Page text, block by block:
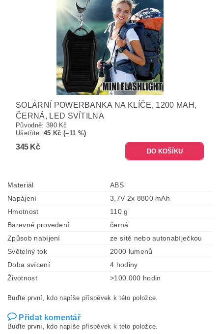
SOLÁRNÍ POWERBANKA NA KLÍČE, 1200 MAH,
ČERNÁ, LED SVÍTILNA
Původně: 390 Kč
Ušetříte:45 Kč (–11 %)
345 Kč
Materiál
ABS
Napájení
3,7V 2x 8800 mAh
Hmotnost
110 g
Barevné provedení
černá
Způsob nabíjení
ze sítě nebo autonabíječkou
Světelný tok
2000 lumenů
Doba svícení
4 hodiny
Životnost
>100.000 hodin
Buďte první, kdo napíše příspěvek k této položce.
Přidat komentář
Buďte první, kdo napíše příspěvek k této položce.